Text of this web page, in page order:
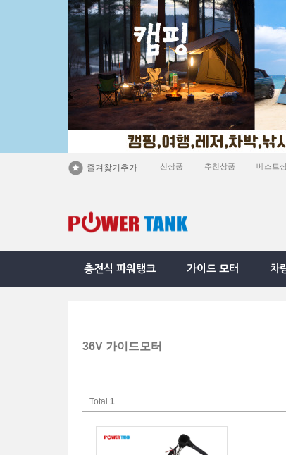
즐겨찾기추가 신상품 추천상품 베스트
충전식 파워탱크 가이드 모터 차
36V 가이드모터
Total 1